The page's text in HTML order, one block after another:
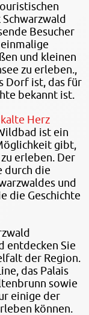
Besucher
und kleinen
zu erleben.,
Dorf ist, das für
bekannt ist.
Herz
ist ein
gibt,
erleben. Der
durch die
und
die Geschichte
entdecken Sie
der Region.
das Palais
sowie
einige der
können.